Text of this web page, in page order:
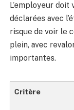
L’employeur doit
déclarées avec
risque de voir le
plein, avec
importantes.
Critère